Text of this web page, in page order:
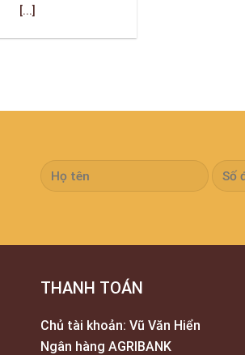
[...]
THANH TOÁN
Chủ tài khoản: Vũ Văn Hiển
Ngân hàng AGRIBANK